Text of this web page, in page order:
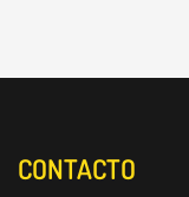
CONTACTO